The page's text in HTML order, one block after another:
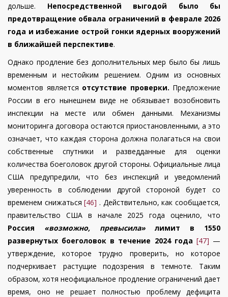
дольше. Непосредственной выгодой было бы
предотвращение обвала ограничений в феврале 2026
года и избежание острой гонки ядерных вооружений
в ближайшей перспективе.
Однако продление без дополнительных мер было бы лишь
временным и нестойким решением. Одним из основных
моментов является отсутствие проверки. Предложение
России в его нынешнем виде не обязывает возобновить
инспекции на месте или обмен данными. Механизмы
мониторинга договора остаются приостановленными, а это
означает, что каждая сторона должна полагаться на свои
собственные спутники и разведданные для оценки
количества боеголовок другой стороны. Официальные лица
США предупредили, что без инспекций и уведомлений
уверенность в соблюдении другой стороной будет со
временем снижаться[46] . Действительно, как сообщается,
правительство США в начале 2025 года оценило, что
Россия «возможно, превысила»лимит в 1550
развернутых боеголовок в течение 2024 года [47] —
утверждение, которое трудно проверить, но которое
подчеркивает растущие подозрения в темноте. Таким
образом, хотя неофициальное продление ограничений дает
время, оно не решает полностью проблему дефицита